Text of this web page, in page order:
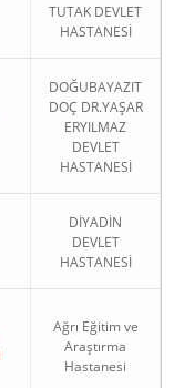
TUTAK DEVLET
HASTANESİ
DOĞUBAYAZIT
DOÇ DR.YAŞAR
ERYILMAZ
DEVLET
HASTANESİ
DİYADİN
DEVLET
HASTANESİ
Ağrı Eğitim ve
Araştırma
Hastanesi